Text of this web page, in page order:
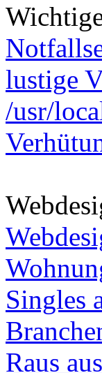
lustige
/usr/
Singles
Raus